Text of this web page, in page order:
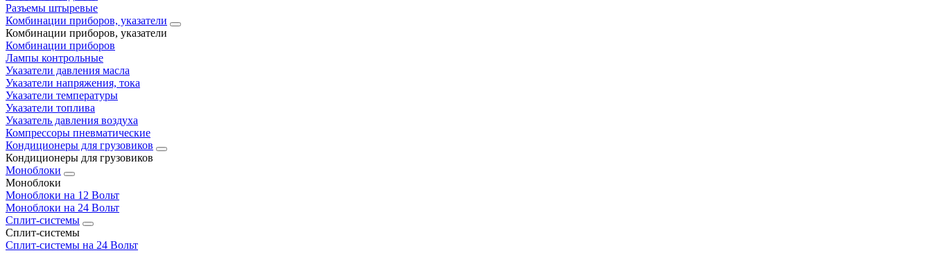
Разъемы штыревые
Комбинации приборов, указатели
Комбинации приборов, указатели
Комбинации приборов
Лампы контрольные
Указатели давления масла
Указатели напряжения, тока
Указатели температуры
Указатели топлива
Указатель давления воздуха
Компрессоры пневматические
Кондиционеры для грузовиков
Кондиционеры для грузовиков
Моноблоки
Моноблоки
Моноблоки на 12 Вольт
Моноблоки на 24 Вольт
Сплит-системы
Сплит-системы
Сплит‑системы на 24 Вольт